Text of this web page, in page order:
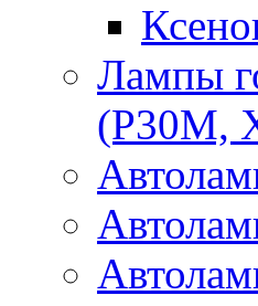
Лампы
(P30M,